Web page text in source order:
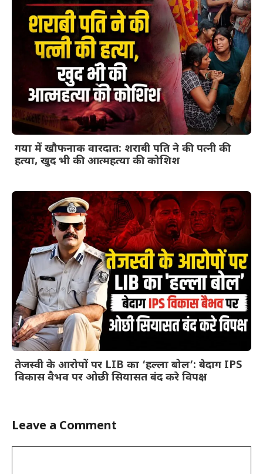
गया में खौफनाक वारदात: शराबी पति ने की पत्नी की
हत्या, खुद भी की आत्महत्या की कोशिश
तेजस्वी के आरोपों पर LIB का ‘हल्ला बोल’: बेदाग IPS
विकास वैभव पर ओछी सियासत बंद करे विपक्ष
Leave a Comment